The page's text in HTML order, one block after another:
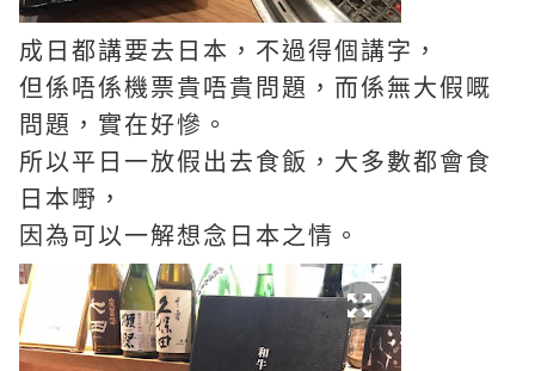
成日都講要去日本，不過得個講字，
但係唔係機票貴唔貴問題，而係無大假嘅
問題，實在好慘。
所以平日一放假出去食飯，大多數都會食
日本嘢，
因為可以一解想念日本之情。